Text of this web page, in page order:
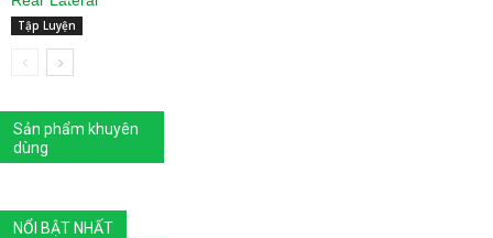
Tập Luyện
Sản phẩm khuyên
dùng
NỔI BẬT NHẤT